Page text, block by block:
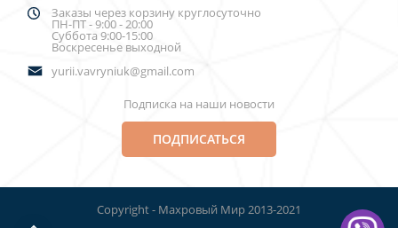
Заказы через корзину круглосуточно
ПН-ПТ - 9:00 - 20:00
Суббота 9:00-15:00
Воскресенье выходной
yurii.vavryniuk@gmail.com
Подписка на наши новости
ПОДПИСАТЬСЯ
Copyright - Махровый Мир 2013-2021